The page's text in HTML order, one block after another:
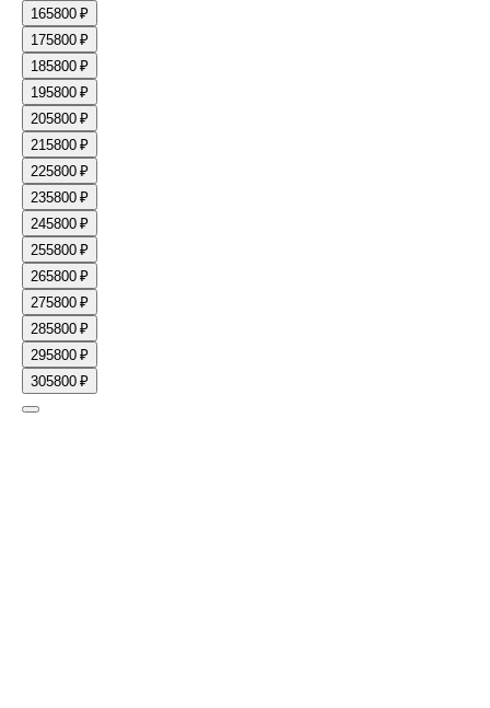
165800 ₽
175800 ₽
185800 ₽
195800 ₽
205800 ₽
215800 ₽
225800 ₽
235800 ₽
245800 ₽
255800 ₽
265800 ₽
275800 ₽
285800 ₽
295800 ₽
305800 ₽